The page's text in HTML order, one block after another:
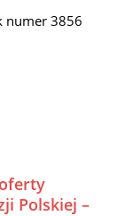
numer 3856
Polskiej –